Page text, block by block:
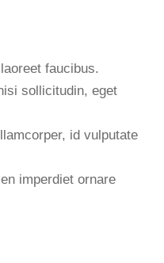
faucibus.
sollicitudin, eget
id vulputate
imperdiet ornare